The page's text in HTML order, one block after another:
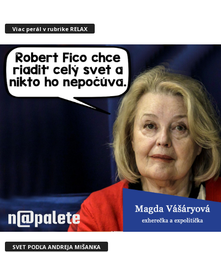
Viac perál v rubrike RELAX
SVET PODĽA ANDREJA MIŠANKA